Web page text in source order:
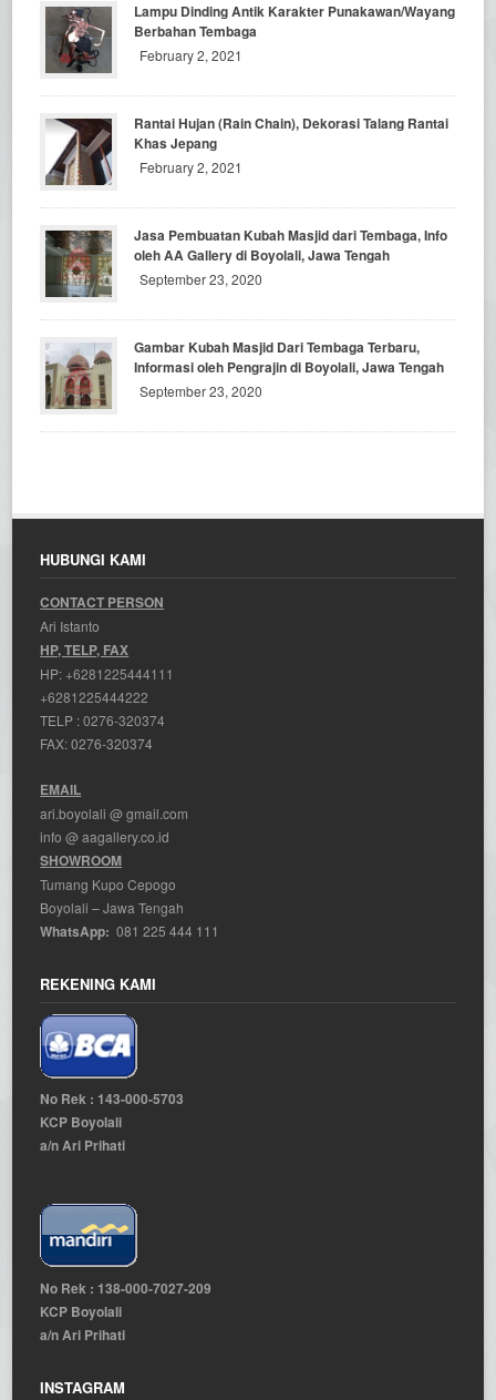
Lampu Dinding Antik Karakter Punakawan/Wayang
Berbahan Tembaga
February 2, 2021
Rantai Hujan (Rain Chain), Dekorasi Talang Rantai
Khas Jepang
February 2, 2021
Jasa Pembuatan Kubah Masjid dari Tembaga, Info
oleh AA Gallery di Boyolali, Jawa Tengah
September 23, 2020
Gambar Kubah Masjid Dari Tembaga Terbaru,
Informasi oleh Pengrajin di Boyolali, Jawa Tengah
September 23, 2020
HUBUNGI KAMI
CONTACT PERSON
Ari Istanto
HP, TELP, FAX
HP: +6281225444111
+6281225444222
TELP :0276-320374
FAX: 0276-320374
EMAIL
ari.boyolali @ gmail.com
info @ aagallery.co.id
SHOWROOM
Tumang Kupo Cepogo
Boyolali – Jawa Tengah
WhatsApp: 081 225 444 111
REKENING KAMI
No Rek : 143-000-5703
KCP Boyolali
a/n Ari Prihati
No Rek : 138-000-7027-209
KCP Boyolali
a/n Ari Prihati
INSTAGRAM